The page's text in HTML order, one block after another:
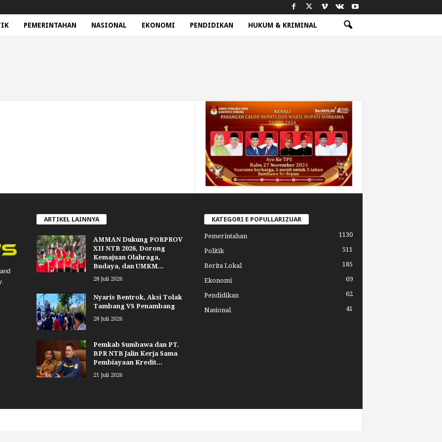
PEMERINTAHAN NASIONAL EKONOMI PENDIDIKAN HUKUM & KRIMINAL
ARTIKEL LAINNYA
AMMAN Dukung PORPROV
XII NTB 2026, Dorong
Kemajuan Olahraga,
Budaya, dan UMKM...
28 Juli 2026
Nyaris Bentrok, Aksi Tolak
Tambang VS Penambang
28 Juli 2026
Pemkab Sumbawa dan PT.
BPR NTB Jalin Kerja Sama
Pembiayaan Kredit...
21 Juli 2026
KATEGORI E POPULLARIZUAR
Pemerintahan 1130
Politik 511
Berita Lokal 185
Ekonomi 69
Pendidikan 62
Nasional 41